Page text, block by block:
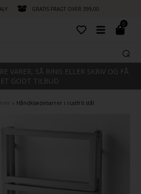
GRATIS FRAGT OVER 399,00
0
VARER, SÅ RING ELLER SKRIV OG FÅ
ET GODT TILBUD
Håndklædetørrer i rustfrit stål